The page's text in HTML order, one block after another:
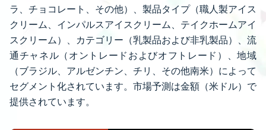
ラ、チョコレート、その他）、製品タイプ（職人製アイス
クリーム、インパルスアイスクリーム、テイクホームアイ
スクリーム）、カテゴリー（乳製品および非乳製品）、流
通チャネル（オントレードおよびオフトレード）、地域
（ブラジル、アルゼンチン、チリ、その他南米）によって
セグメント化されています。市場予測は金額（米ドル）で
提供されています。